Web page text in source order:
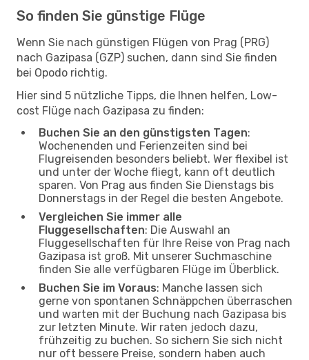
So finden Sie günstige Flüge
Wenn Sie nach günstigen Flügen von Prag (PRG)
nach Gazipasa (GZP) suchen, dann sind Sie finden
bei Opodo richtig.
Hier sind 5 nützliche Tipps, die Ihnen helfen, Low-
cost Flüge nach Gazipasa zu finden:
Buchen Sie an den günstigsten Tagen:
Wochenenden und Ferienzeiten sind bei
Flugreisenden besonders beliebt. Wer flexibel ist
und unter der Woche fliegt, kann oft deutlich
sparen. Von Prag aus finden Sie Dienstags bis
Donnerstags in der Regel die besten Angebote.
Vergleichen Sie immer alle
Fluggesellschaften: Die Auswahl an
Fluggesellschaften für Ihre Reise von Prag nach
Gazipasa ist groß. Mit unserer Suchmaschine
finden Sie alle verfügbaren Flüge im Überblick.
Buchen Sie im Voraus: Manche lassen sich
gerne von spontanen Schnäppchen überraschen
und warten mit der Buchung nach Gazipasa bis
zur letzten Minute. Wir raten jedoch dazu,
frühzeitig zu buchen. So sichern Sie sich nicht
nur oft bessere Preise, sondern haben auch